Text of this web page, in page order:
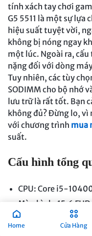
tính xách tay chơi
G5 5511 là một sự lựa
hiệu suất tuyệt vời,
không bị nóng ngay
một lúc. Ngoài ra,
nặng đối với dòng
Tuy nhiên, các tùy
SODIMM cho bộ nhớ
lưu trữ là rất tốt. Bạn
không đủ? Đừng lo, vì
với chương trình mua
suất.
Cấu hình tổng
CPU: Core i5-
Màn hình: 15.6
RAM: 1x8GB DDR4
Home Cửa Hàng